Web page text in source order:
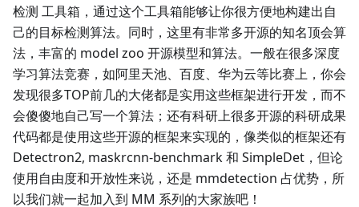
检测 工具箱，通过这个工具箱能够让你很方便地构建出自
己的目标检测算法。同时，这里有非常多开源的知名顶会算
法，丰富的 model zoo 开源模型和算法。一般在很多深度
学习算法竞赛，如阿里天池、百度、华为云等比赛上，你会
发现很多TOP前几的大佬都是实用这些框架进行开发，而不
会傻傻地自己写一个算法；还有科研上很多开源的科研成果
代码都是使用这些开源的框架来实现的，像类似的框架还有
Detectron2, maskrcnn-benchmark 和 SimpleDet，但论
使用自由度和开放性来说，还是 mmdetection 占优势，所
以我们就一起加入到 MM 系列的大家族吧！